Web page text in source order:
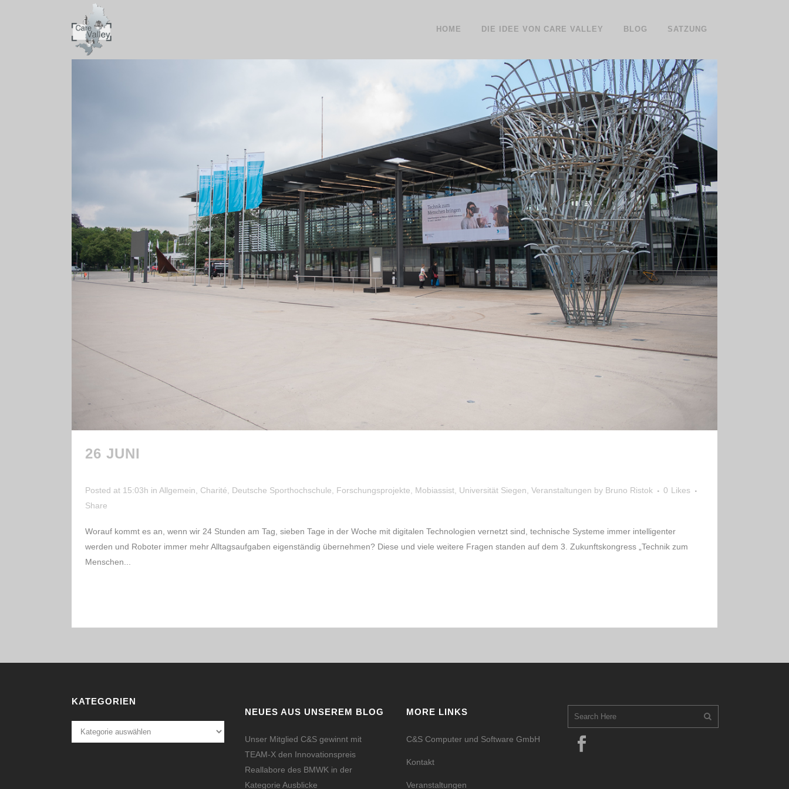
HOME DIE IDEE VON CARE VALLEY BLOG SATZUNG
26 JUNI
Posted at 15:03h in Allgemein, Charité, Deutsche Sporthochschule, Forschungsprojekte, Mobiassist, Universität Siegen, Veranstaltungen by Bruno Ristok 0 Likes
Share
Worauf kommt es an, wenn wir 24 Stunden am Tag, sieben Tage in der Woche mit digitalen Technologien vernetzt sind, technische Systeme immer intelligenter
werden und Roboter immer mehr Alltagsaufgaben eigenständig übernehmen? Diese und viele weitere Fragen standen auf dem 3. Zukunftskongress „Technik zum
Menschen...
KATEGORIEN
Kategorien
NEUES AUS UNSEREM BLOG
Unser Mitglied C&S gewinnt mit
TEAM-X den Innovationspreis
Reallabore des BMWK in der
Kategorie Ausblicke
MORE LINKS
C&S Computer und Software GmbH
Kontakt
Veranstaltungen